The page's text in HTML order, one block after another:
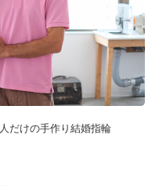
だけの手作り結婚指輪